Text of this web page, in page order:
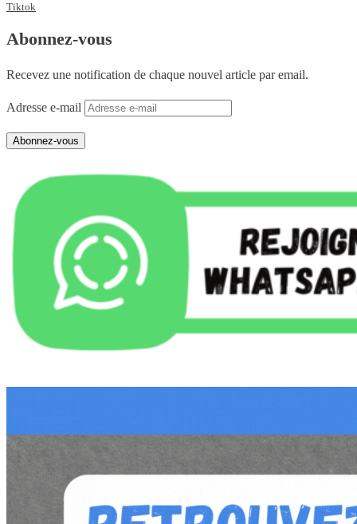
Tiktok
Abonnez-vous
Recevez une notification de chaque nouvel article par email.
Adresse e-mail
Abonnez-vous